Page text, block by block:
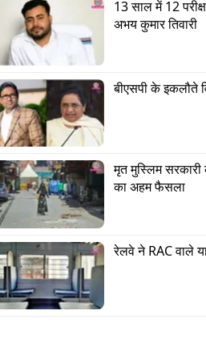
मैंने पूरे सीजन काफी मेहनत की है.
कर दी थी. न्यूजीलैंड सीरीज में मैं
कप भी अच्छा रहा. इसके बाद IPL
करना बंद नहीं किया.
सूर्यकुमार यादव ने इस सीजन 13
सीरीज में T20 मैच नहीं होंगे. ऐसे में
वीडियो: ट्रैविस हेड की पत्नी ने
13 साल में 12
अभय कुमार तिवारी
बीएसपी के इकलौते
मृत मुस्लिम सरकारी
का अहम फैसला
रेलवे ने RAC वाले